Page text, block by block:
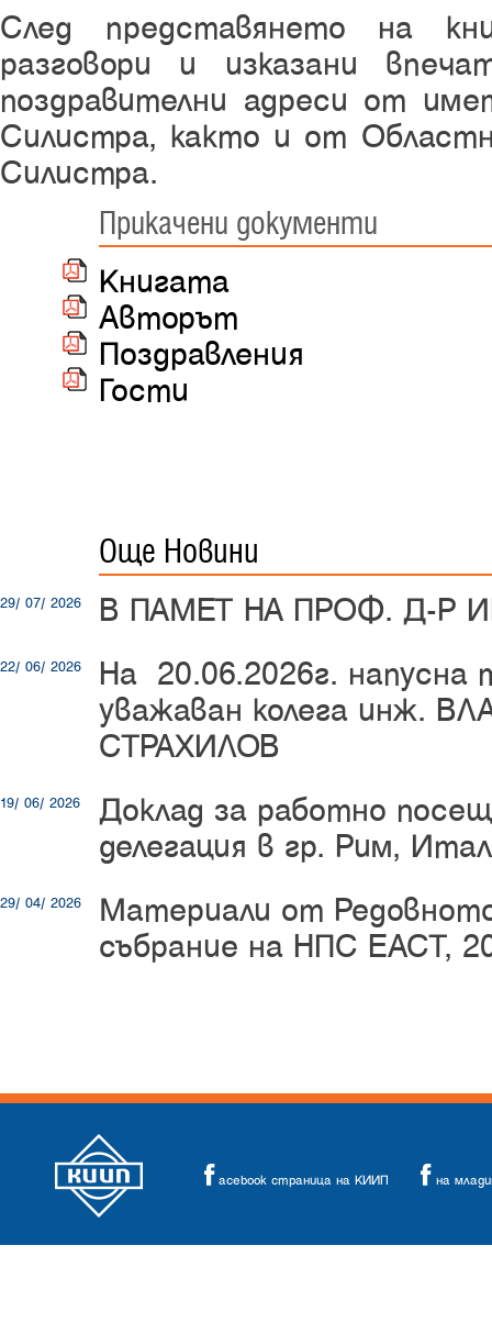
След представянето на
разговори и изказани
поздравителни адреси от
Силистра, както и от
Силистра.
Прикачени документи
Книгата
Авторът
Поздравления
Гости
Още Новини
29/ 07/ 2026 В ПАМЕТ НА ПРОФ. Д-Р
22/ 06/ 2026
На 20.06.2026г.
уважаван колега инж.
СТРАХИЛОВ
19/ 06/ 2026
Доклад за работно
делегация в гр. Рим,
29/ 04/ 2026
Материали от
събрание на НПС ЕАСТ,
acebook страница на КИИП на